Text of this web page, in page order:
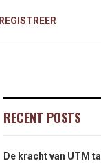
REGISTREER
RECENT POSTS
De kracht van UTM